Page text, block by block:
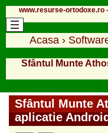
www.resurse-ortodoxe.ro
Acasa ›
Sfântul Munte
Sfântul Munte
aplicatie